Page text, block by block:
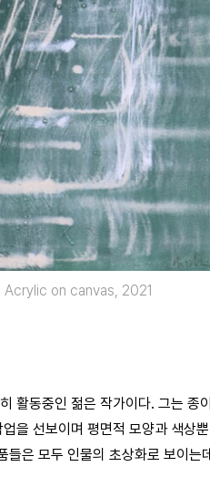
on canvas, 2021
활동중인 젊은 작가이다. 그는 종이
을 선보이며 평면적 모양과 색상뿐
은 모두 인물의 초상화로 보이는데